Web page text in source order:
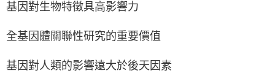
基因對生物特徵具高影響力
全基因體關聯性研究的重要價值
基因對人類的影響遠大於後天因素